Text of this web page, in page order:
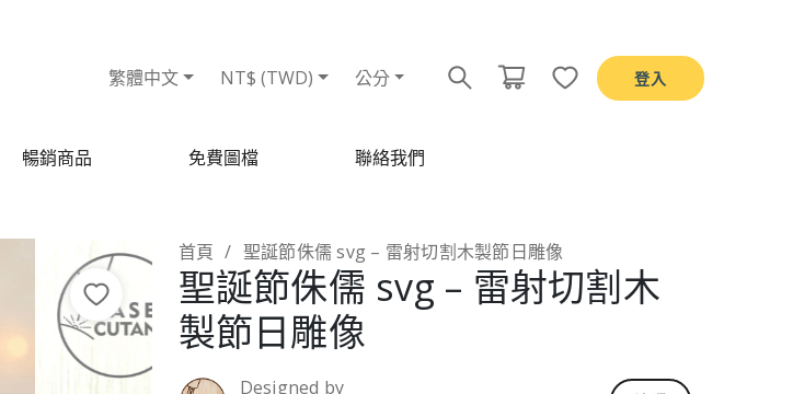
繁體中文 NT$ (TWD) 公分 登入
暢銷商品 免費圖檔 聯絡我們
首頁 聖誕節侏儒 svg – 雷射切割木製節日雕像
聖誕節侏儒 svg – 雷射切割木
製節日雕像
Designed by